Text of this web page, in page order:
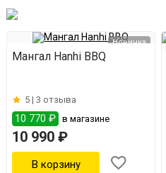
Новинка
Мангал Hanhi BBQ
5 | 3 отзыва
10 770 ₽ в магазине
10 990 ₽